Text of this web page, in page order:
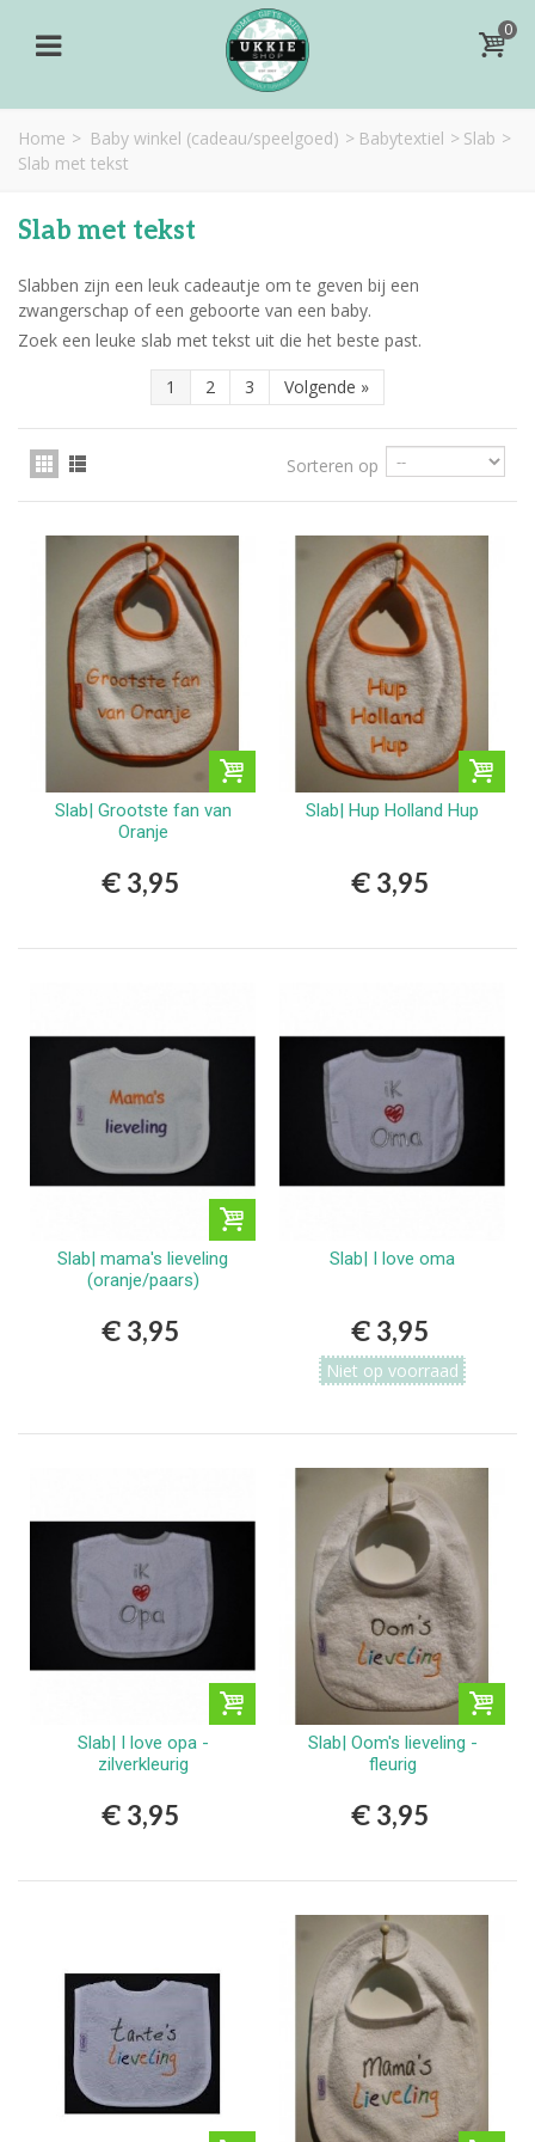
0
Home > Baby winkel (cadeau/speelgoed) > Babytextiel > Slab >
Slab met tekst
Slab met tekst
Slabben zijn een leuk cadeautje om te geven bij een
zwangerschap of een geboorte van een baby.
Zoek een leuke slab met tekst uit die het beste past.
1 2 3 Volgende »
Sorteren op
Slab| Grootste fan van
Oranje
€ 3,95
Slab| Hup Holland Hup
€ 3,95
Slab| mama's lieveling
(oranje/paars)
€ 3,95
Slab| I love oma
€ 3,95
Niet op voorraad
Slab| I love opa -
zilverkleurig
€ 3,95
Slab| Oom's lieveling -
fleurig
€ 3,95